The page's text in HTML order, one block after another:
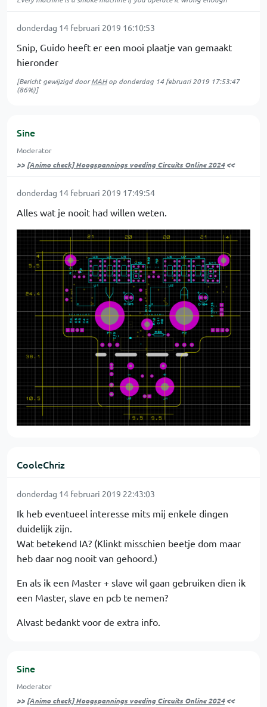
donderdag 14 februari 2019 16:10:53
Snip, Guido heeft er een mooi plaatje van gemaakt
hieronder
[Bericht gewijzigd doorMAHop donderdag 14 februari 2019 17:53:47
(86%)]
Sine
Moderator
>> [Animo check] Hoogspannings voeding Circuits Online 2024<<
donderdag 14 februari 2019 17:49:54
Alles wat je nooit had willen weten.
CooleChriz
donderdag 14 februari 2019 22:43:03
Ik heb eventueel interesse mits mij enkele dingen
duidelijk zijn.
Wat betekend IA? (Klinkt misschien beetje dom maar
heb daar nog nooit van gehoord.)
En als ik een Master + slave wil gaan gebruiken dien ik
een Master, slave en pcb te nemen?
Alvast bedankt voor de extra info.
Sine
Moderator
>> [Animo check] Hoogspannings voeding Circuits Online 2024<<